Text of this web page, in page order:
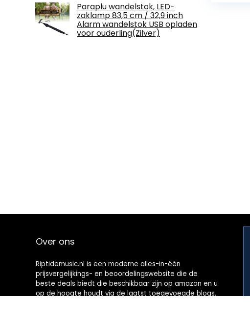
Paraplu wandelstok, LED-
zaklamp 83,5 cm / 32,9 inch
Alarm wandelstok USB opladen
voor ouderling(Zilver)
Over ons
Riptidemusic.nl is een moderne alles-in-één
prijsvergelijkings- en beoordelingswebsite die de
beste deals biedt die beschikbaar zijn op amazon en u
op de hoogte houdt via de laatst toegevoegde blogs.